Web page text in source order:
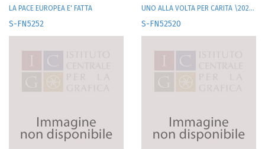
LA PACE EUROPEA E' FATTA UNO ALLA VOLTA PER CARITA \202...
S-FN5252 S-FN52520